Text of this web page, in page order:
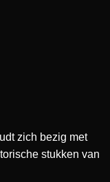
zich bezig met
stukken van